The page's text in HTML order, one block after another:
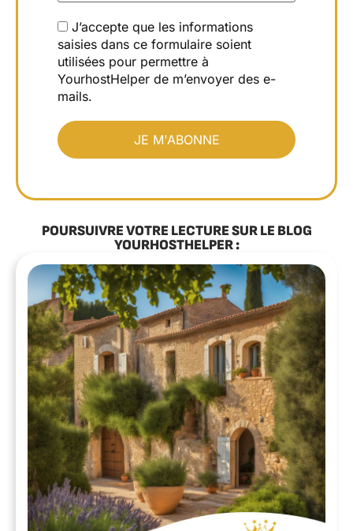
J’accepte que les informations
saisies dans ce formulaire soient
utilisées pour permettre à
YourhostHelper de m’envoyer des e-
mails.
POURSUIVRE VOTRE LECTURE SUR LE BLOG
YOURHOSTHELPER :